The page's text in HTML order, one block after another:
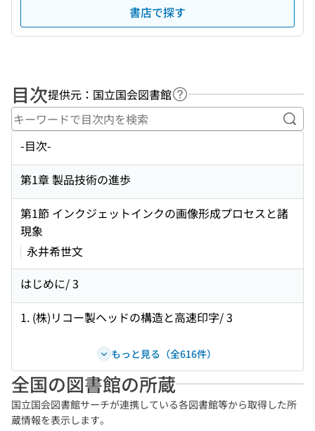
書店で探す
目次提供元：国立国会図書館 ヘルプページへのリンク
キ
-目次-
第1章 製品技術の進歩
第1節 インクジェットインクの画像形成プロセスと諸
現象
永井希世文
はじめに/ 3
1. (株)リコー製ヘッドの構造と高速印字/ 3
もっと見る（全616件）
全国の図書館の所蔵
国立国会図書館サーチが連携している各図書館等から取得した所
蔵情報を表示します。